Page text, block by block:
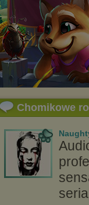
Chomikowe